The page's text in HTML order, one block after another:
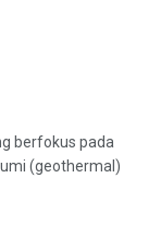
berfokus pada
(geothermal)